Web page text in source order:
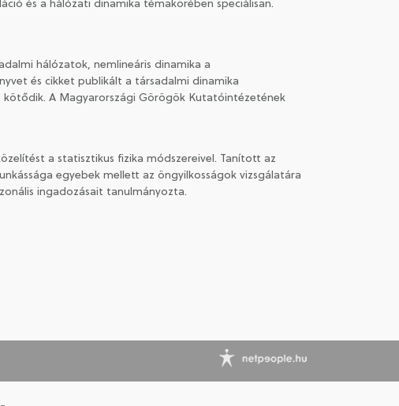
és a hálózati dinamika témakörében speciálisan.
hálózatok, nemlineáris dinamika a
és cikket publikált a társadalmi dinamika
kötődik. A Magyarországi Görögök Kutatóintézetének
a statisztikus fizika módszereivel. Tanított az
egyebek mellett az öngyilkosságok vizsgálatára
ingadozásait tanulmányozta.